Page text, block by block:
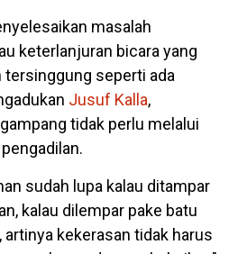
masalah
keterlanjuran bicara yang
tersinggung seperti ada
Jusuf Kalla,
tidak perlu melalui
sudah lupa kalau ditampar
kalau dilempar pake batu
artinya kekerasan tidak harus